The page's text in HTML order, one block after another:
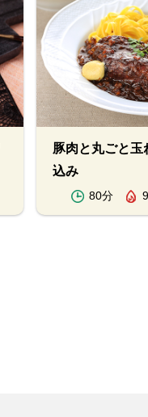
豚肉と丸ごと玉
込み
80分